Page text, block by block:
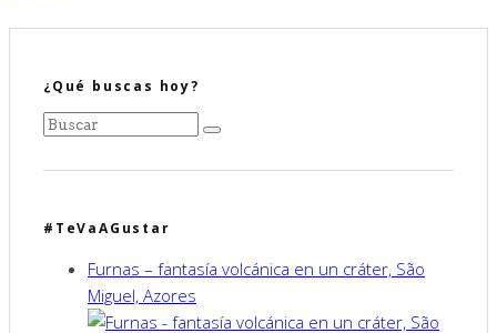
¿Qué buscas hoy?
#TeVaAGustar
Furnas – fantasía volcánica en un cráter, São
Miguel, Azores